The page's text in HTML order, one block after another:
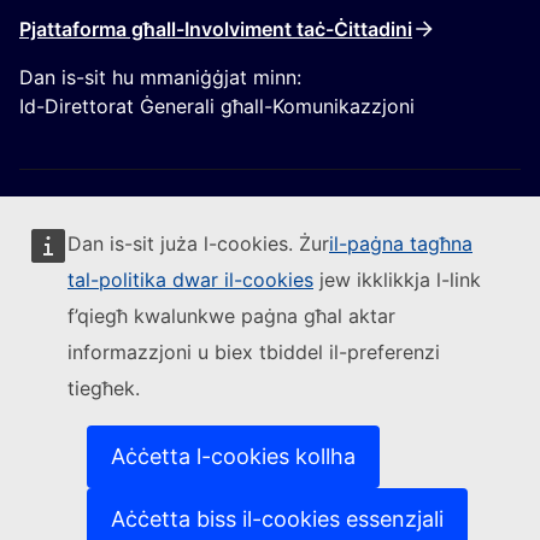
Dan is-sit juża l-cookies. Żuril-paġna tagħna
tal-politika dwar il-cookies jew ikklikkja l-link
f’qiegħ kwalunkwe paġna għal aktar
informazzjoni u biex tbiddel il-preferenzi
tiegħek.
Aċċetta l-cookies kollha
Aċċetta biss il-cookies essenzjali
Pjattaforma għall-Involviment taċ-Ċittadini
Dan is-sit hu mmaniġġjat minn:
Id-Direttorat Ġenerali għall-Komunikazzjoni
Segwi lill-Kummissjoni Ewropea
Ikkuntattjana(Link esterna)
Irrapporta vulnerabbiltà tal-IT
Il-lingwi fuq is-siti web tagħna(Link esterna)
(Link esterna)
Politika ta’ privatezza
Avviż legali (Link esterna)